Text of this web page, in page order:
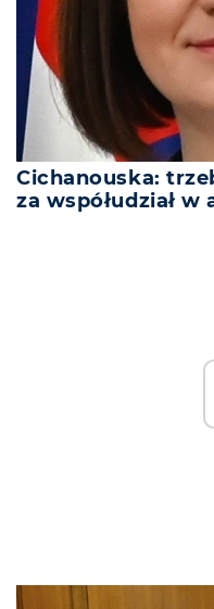
Cichanouska:
za współudział